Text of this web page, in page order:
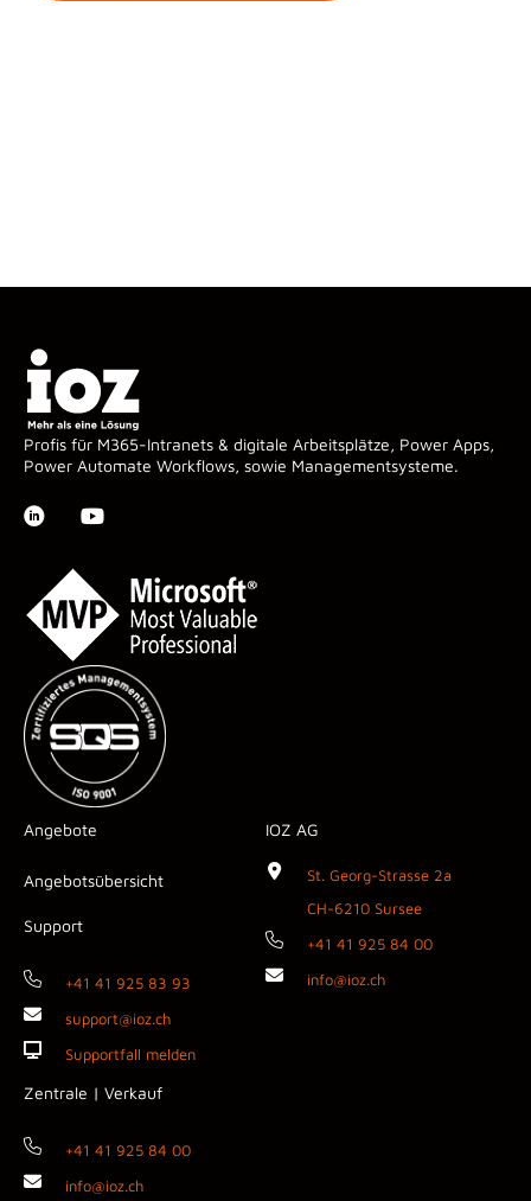
Profis für M365-Intranets & digitale Arbeitsplätze, Power Apps,
Power Automate Workflows, sowie Managementsysteme.
Angebote
Angebotsübersicht
Support
+41 41 925 83 93
support@ioz.ch
Supportfall melden
Zentrale | Verkauf
+41 41 925 84 00
info@ioz.ch
IOZ AG
St. Georg-Strasse 2a
CH-6210 Sursee
+41 41 925 84 00
info@ioz.ch